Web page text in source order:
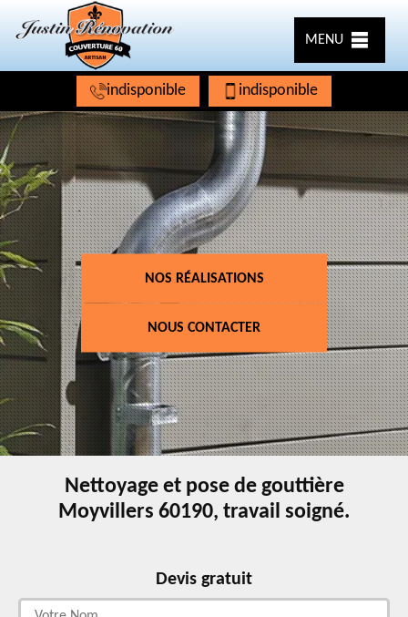
MENU
indisponible indisponible
NOS RÉALISATIONS
NOUS CONTACTER
Nettoyage et pose de gouttière
Moyvillers 60190, travail soigné.
Devis gratuit